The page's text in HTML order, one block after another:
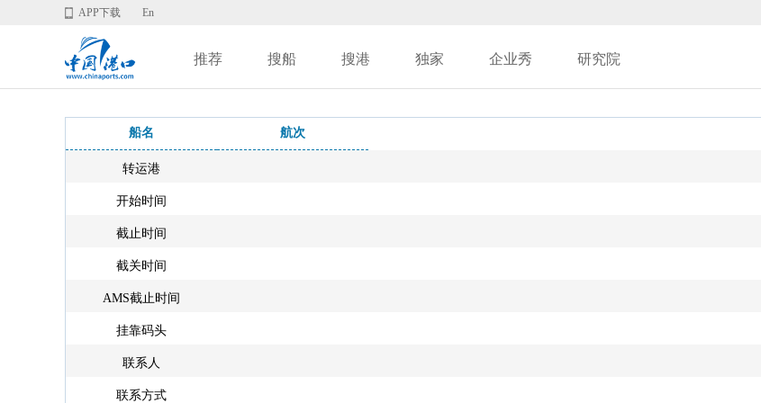
APP下载 En
推荐 搜船 搜港 独家 企业秀 研究院
船名 航次
转运港
开始时间
截止时间
截关时间
AMS截止时间
挂靠码头
联系人
联系方式